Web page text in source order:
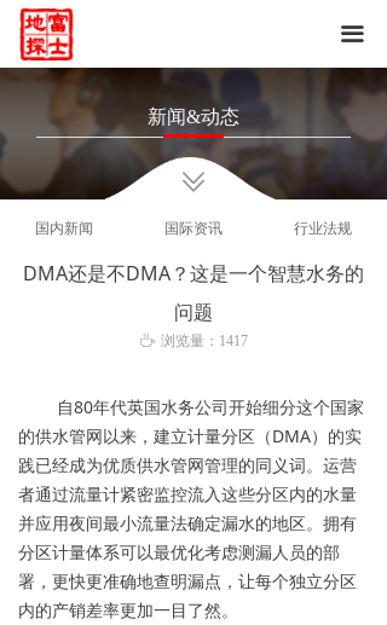
끀
网站首页
关于我们
富士产品
新闻&动态
DMA还是不DMA？这是一个智慧水务的
问题
新闻&动态
ꅂ
自80年代英国水务公司开始细分这个国家
的供水管网以来，建立计量分区（DMA）的实
践已经成为优质供水管网管理的同义词。运营
者通过流量计紧密监控流入这些分区内的水量
并应用夜间最小流量法确定漏水的地区。拥有
分区计量体系可以最优化考虑测漏人员的部
署，更快更准确地查明漏点，让每个独立分区
内的产销差率更加一目了然。
ꄘ 浏览量： 1417
国内新闻 国际资讯 行业法规